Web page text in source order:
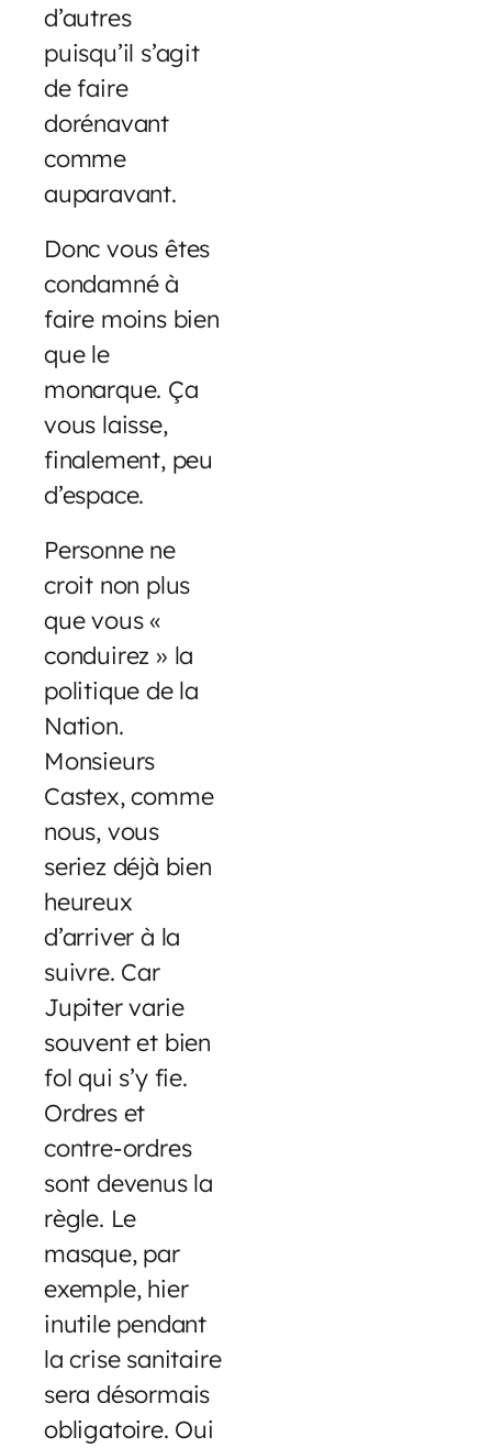
d’autres
puisqu’il s’agit
de faire
dorénavant
comme
auparavant.
Donc vous êtes
condamné à
faire moins bien
que le
monarque. Ça
vous laisse,
finalement, peu
d’espace.
Personne ne
croit non plus
que vous «
conduirez » la
politique de la
Nation.
Monsieurs
Castex, comme
nous, vous
seriez déjà bien
heureux
d’arriver à la
suivre. Car
Jupiter varie
souvent et bien
fol qui s’y fie.
Ordres et
contre-ordres
sont devenus la
règle. Le
masque, par
exemple, hier
inutile pendant
la crise sanitaire
sera désormais
obligatoire. Oui